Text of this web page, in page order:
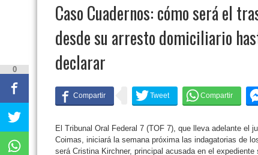
Caso Cuadernos: cómo será el
desde su arresto domiciliario
declarar
El Tribunal Oral Federal 7 (TOF 7), que lleva adelante el
Coimas, iniciará la semana próxima las indagatorias de
será Cristina Kirchner, principal acusada en el
0